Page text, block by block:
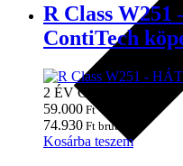
R Class W251
ContiTech
2 ÉV GARANCIA!
59.000 Ft + ÁFA
74.930 Ft brutto
Kosárba teszem